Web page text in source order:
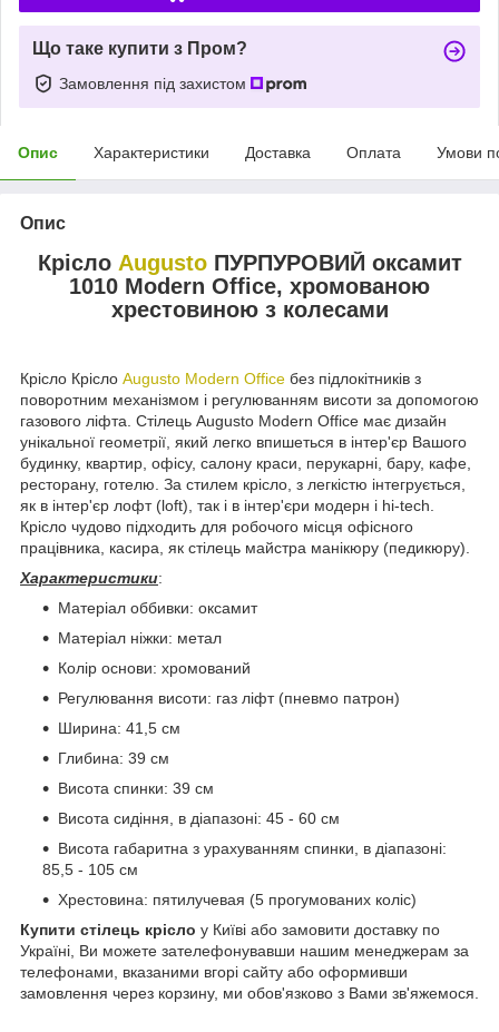
Що таке купити з Пром?
Замовлення під захистом
Опис Характеристики Доставка Оплата Умови
Опис
Крісло AugustoПУРПУРОВИЙ оксамит
1010 Modern Office, хромованою
хрестовиною з колесами
Крісло Крісло Augusto Modern Office без підлокітників з
поворотним механізмом і регулюванням висоти за допомогою
газового ліфта. Стілець Augusto Modern Office має дизайн
унікальної геометрії, який легко впишеться в інтер'єр Вашого
будинку, квартир, офісу, салону краси, перукарні, бару, кафе,
ресторану, готелю. За стилем крісло, з легкістю інтегрується,
як в інтер'єр лофт (loft), так і в інтер'єри модерн і hi-tech.
Крісло чудово підходить для робочого місця офісного
працівника, касира, як стілець майстра манікюру (педикюру).
Характеристики:
Матеріал оббивки: оксамит
Матеріал ніжки: метал
Колір основи: хромований
Регулювання висоти: газ ліфт (пневмо патрон)
Ширина: 41,5 см
Глибина: 39 см
Висота спинки: 39 см
Висота сидіння, в діапазоні: 45 - 60 см
Висота габаритна з урахуванням спинки, в діапазоні:
85,5 - 105 см
Хрестовина: пятилучевая (5 прогумованих коліс)
Купити стілець крісло у Київі або замовити доставку по
Україні, Ви можете зателефонувавши нашим менеджерам за
телефонами, вказаними вгорі сайту або оформивши
замовлення через корзину, ми обов'язково з Вами зв'яжемося.